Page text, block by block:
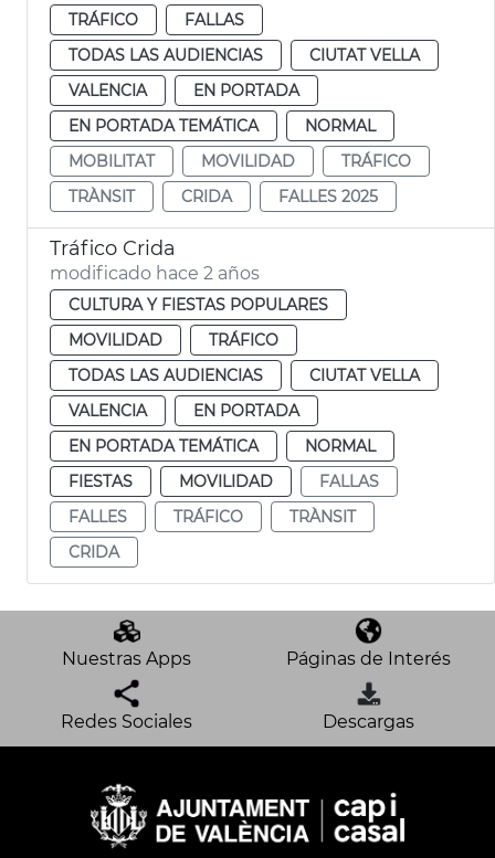
TRÁFICO
FALLAS
TODAS LAS AUDIENCIAS
CIUTAT VELLA
VALENCIA
EN PORTADA
EN PORTADA TEMÁTICA
NORMAL
MOBILITAT
MOVILIDAD
TRÁFICO
TRÀNSIT
CRIDA FALLES 2025
Tráfico Crida
modificado hace 2 años
CULTURA Y FIESTAS POPULARES
MOVILIDAD
TRÁFICO
TODAS LAS AUDIENCIAS
CIUTAT VELLA
VALENCIA
EN PORTADA
EN PORTADA TEMÁTICA
NORMAL
FIESTAS
MOVILIDAD
FALLAS
FALLES
TRÁFICO
TRÀNSIT
CRIDA
Nuestras Apps Páginas de Interés
Redes Sociales Descargas